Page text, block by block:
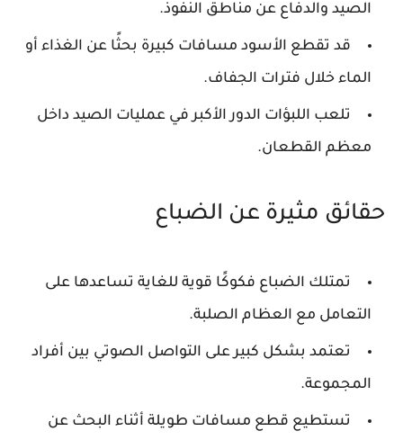
الصيد والدفاع عن مناطق النفوذ.
قد تقطع الأسود مسافات كبيرة بحثًا عن الغذاء أو
الماء خلال فترات الجفاف.
تلعب اللبؤات الدور الأكبر في عمليات الصيد داخل
معظم القطعان.
حقائق مثيرة عن الضباع
تمتلك الضباع فكوكًا قوية للغاية تساعدها على
التعامل مع العظام الصلبة.
تعتمد بشكل كبير على التواصل الصوتي بين أفراد
المجموعة.
تستطيع قطع مسافات طويلة أثناء البحث عن